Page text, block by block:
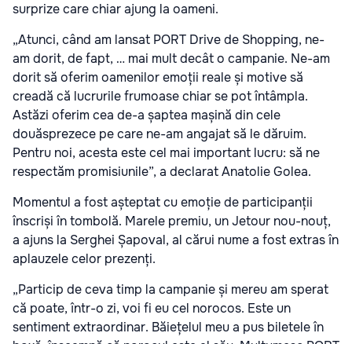
surprize care chiar ajung la oameni.
„Atunci, când am lansat PORT Drive de Shopping, ne-
am dorit, de fapt, … mai mult decât o campanie. Ne-am
dorit să oferim oamenilor emoții reale și motive să
creadă că lucrurile frumoase chiar se pot întâmpla.
Astăzi oferim cea de-a șaptea mașină din cele
douăsprezece pe care ne-am angajat să le dăruim.
Pentru noi, acesta este cel mai important lucru: să ne
respectăm promisiunile”, a declarat Anatolie Golea.
Momentul a fost așteptat cu emoție de participanții
înscriși în tombolă. Marele premiu, un Jetour nou-nouț,
a ajuns la Serghei Șapoval, al cărui nume a fost extras în
aplauzele celor prezenți.
„Particip de ceva timp la campanie și mereu am sperat
că poate, într-o zi, voi fi eu cel norocos. Este un
sentiment extraordinar. Băiețelul meu a pus biletele în